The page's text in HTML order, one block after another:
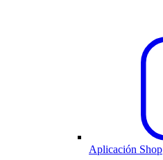
Aplicación Shop